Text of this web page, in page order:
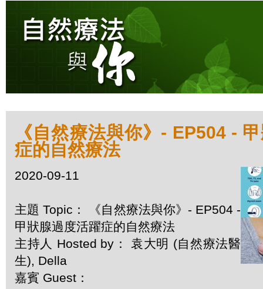
《自然療法與你》- EP504 -
症的自然療法
2020-09-11
主題 Topic： 《自然療法與你》- EP504 -
甲狀腺過度活躍症的自然療法
主持人 Hosted by： 袁大明 (自然療法醫
生), Della
嘉賓 Guest：